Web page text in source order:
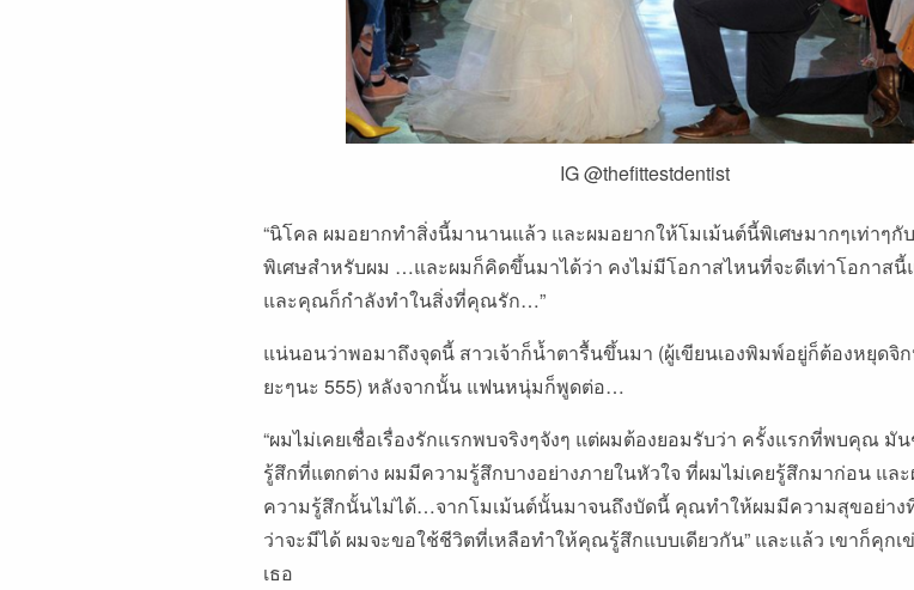
IG @thefittestdentist
“นิโคล ผมอยากทำสิ่งนี้มานานแล้ว และผมอยากให้โมเม้นต์นี้พิเศษมากๆเท่าๆ
พิเศษสำหรับผม …และผมก็คิดขึ้นมาได้ว่า คงไม่มีโอกาสไหนที่จะดีเท่าโอกาสนี้
และคุณก็กำลังทำในสิ่งที่คุณรัก…”
แน่นอนว่าพอมาถึงจุดนี้ สาวเจ้าก็น้ำตารื้นขึ้นมา (ผู้เขียนเองพิมพ์อยู่ก็ต้องหยุดจิ
ยะๆนะ 555)หลังจากนั้น แฟนหนุ่มก็พูดต่อ…
“ผมไม่เคยเชื่อเรื่องรักแรกพบจริงๆจังๆ แต่ผมต้องยอมรับว่า ครั้งแรกที่พบคุณ มัน
รู้สึกที่แตกต่าง ผมมีความรู้สึกบางอย่างภายในหัวใจ ที่ผมไม่เคยรู้สึกมาก่อน แล
ความรู้สึกนั้นไม่ได้…จากโมเม้นต์นั้นมาจนถึงบัดนี้ คุณทำให้ผมมีความสุขอย่าง
ว่าจะมีได้ ผมจะขอใช้ชีวิตที่เหลือทำให้คุณรู้สึกแบบเดียวกัน” และแล้ว เขาก็คุกเ
เธอ